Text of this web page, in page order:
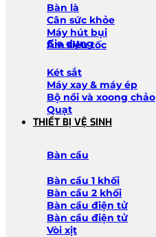
Bàn là
Cân sức khỏe
Máy hút bụi
Ấm siêu tốc
Gia dụng
Két sắt
Máy xay & máy ép
Bộ nồi và xoong chảo
Quạt
THIẾT BỊ VỆ SINH
Bàn cầu
Bàn cầu 1 khối
Bàn cầu 2 khối
Bàn cầu điện tử
Bàn cầu điện tử
Vòi xịt